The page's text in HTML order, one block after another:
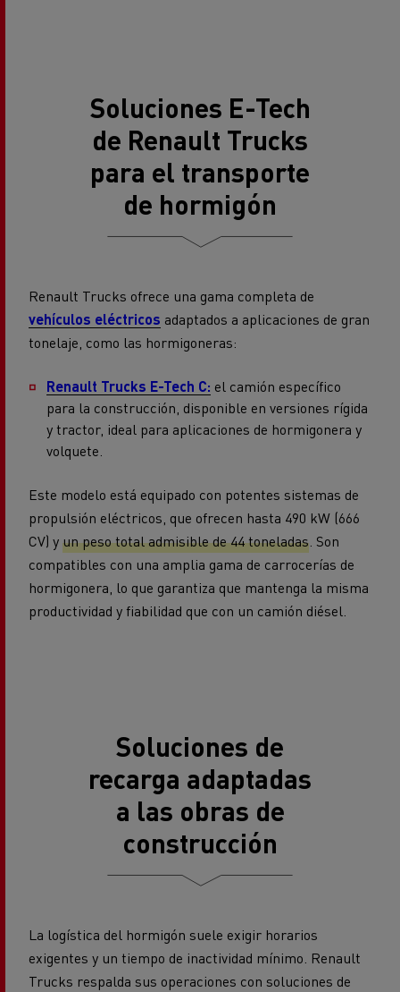
Soluciones E-Tech
de Renault Trucks
para el transporte
de hormigón
Renault Trucks ofrece una gama completa de
vehículos eléctricos adaptados a aplicaciones de gran
tonelaje, como las hormigoneras:
Renault Trucks E-Tech C: el camión específico
para la construcción, disponible en versiones rígida
y tractor, ideal para aplicaciones de hormigonera y
volquete.
Este modelo está equipado con potentes sistemas de
propulsión eléctricos, que ofrecen hasta 490 kW (666
CV) yun peso total admisible de 44 toneladas. Son
compatibles con una amplia gama de carrocerías de
hormigonera, lo que garantiza que mantenga la misma
productividad y fiabilidad que con un camión diésel.
Soluciones de
recarga adaptadas
a las obras de
construcción
La logística del hormigón suele exigir horarios
exigentes y un tiempo de inactividad mínimo. Renault
Trucks respalda sus operaciones con soluciones de